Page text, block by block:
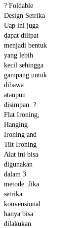
? Foldable
Design Setrika
Uap ini juga
dapat dilipat
menjadi bentuk
yang lebih
kecil sehingga
gampang untuk
dibawa
ataupun
disimpan. ?
Flat Ironing,
Hanging
Ironing and
Tilt Ironing
Alat ini bisa
digunakan
dalam 3
metode. Jika
setrika
konvensional
hanya bisa
dilakukan